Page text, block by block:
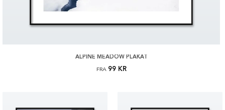
ALPINE MEADOW PLAKAT
FRA 99 KR